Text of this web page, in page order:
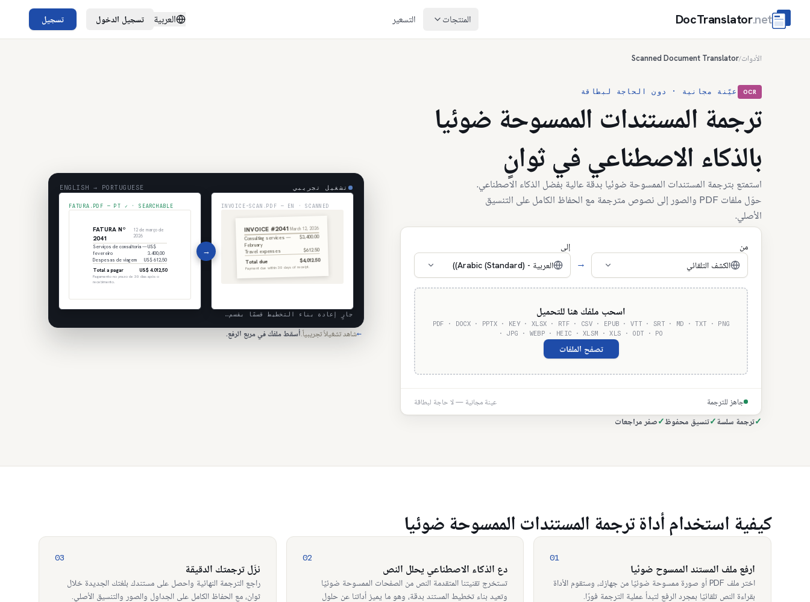
DocTranslator.net المنتجات التسعير العربية تسجيل الدخول تسجيل
الأدوات/
Scanned Document Translator
OCR عيّنة مجانية · دون الحاجة لبطاقة
ترجمة المستندات الممسوحة ضوئيا
بالذكاء الاصطناعي في ثوانٍ
استمتع بترجمة المستندات الممسوحة ضوئيا بدقة عالية بفضل الذكاء الاصطناعي.
حوّل ملفات PDF والصور إلى نصوص مترجمة مع الحفاظ الكامل على التنسيق
الأصلي.
من
الكشف التلقائي
→
إلى
العربية - (Arabic (Standard))
اسحب ملفك هنا للتحميل
PDF · DOCX · PPTX · KEY · XLSX · RTF · CSV · EPUB · VTT · SRT · MD · TXT · PNG
· JPG · WEBP · HEIC · XLSM · XLS · ODT · PO
تصفح الملفات
جاهز للترجمة عينة مجانية — لا حاجة لبطاقة
✓ترجمة سلسة✓تنسيق محفوظ✓صفر مراجعات
تشغيل تجريبي ENGLISH → PORTUGUESE
INVOICE-SCAN.PDF — EN · SCANNED
INVOICE #2041 March 12, 2026
Consulting services —
February
$3,400.00
Travel expenses $612.50
Total due $4,012.50
Payment due within 30 days of receipt.
FATURA.PDF — PT ✓ · SEARCHABLE
FATURA Nº
2041
12 de março de
2026
Serviços de consultoria —
fevereiro
US$
3.400,00
Despesas de viagem
US$ 612,50
Total a pagar
US$ 4.012,50
Pagamento no prazo de 30 dias após o
recebimento.
→
جارٍ إعادة بناء التخطيط قسمًا بقسم…
←شاهد تشغيلاً تجريبياً.أسقط ملفك في مربع الرفع.
كيفية استخدام أداة ترجمة المستندات الممسوحة ضوئيا
01
ارفع ملف المستند الممسوح ضوئيا
اختر ملف PDF أو صورة ممسوحة ضوئيًا من جهازك، وستقوم الأداة
بقراءة النص تلقائيًا بمجرد الرفع لتبدأ عملية الترجمة فورًا.
02
دع الذكاء الاصطناعي يحلل النص
تستخرج تقنيتنا المتقدمة النص من الصفحات الممسوحة ضوئيًا
وتعيد بناء تخطيط المستند بدقة، وهو ما يميز أداتنا عن حلول
03
نزّل ترجمتك الدقيقة
راجع الترجمة النهائية واحصل على مستندك بلغتك الجديدة خلال
ثوانٍ، مع الحفاظ الكامل على الجداول والصور والتنسيق الأصلي.